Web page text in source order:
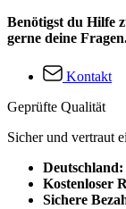
Benötigst du Hilfe
gerne deine
Kontakt
Geprüfte Qualität
Sicher und vertraut
Kostenloser
Sichere